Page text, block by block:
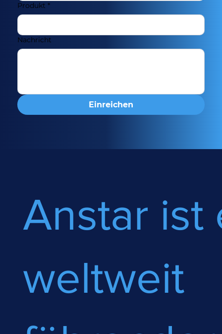
Produkt *
Nachricht
Einreichen
Anstar ist
weltweit